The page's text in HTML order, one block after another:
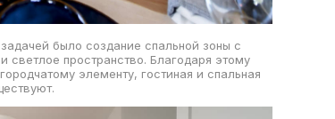
было создание спальной зоны с
светлое пространство. Благодаря этому
элементу, гостиная и спальная